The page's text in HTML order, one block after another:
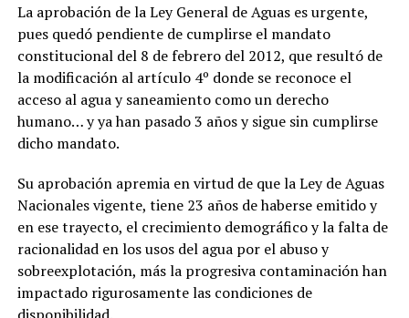
La aprobación de la Ley General de Aguas es urgente,
pues quedó pendiente de cumplirse el mandato
constitucional del 8 de febrero del 2012, que resultó de
la modificación al artículo 4º donde se reconoce el
acceso al agua y saneamiento como un derecho
humano… y ya han pasado 3 años y sigue sin cumplirse
dicho mandato.
Su aprobación apremia en virtud de que la Ley de Aguas
Nacionales vigente, tiene 23 años de haberse emitido y
en ese trayecto, el crecimiento demográfico y la falta de
racionalidad en los usos del agua por el abuso y
sobreexplotación, más la progresiva contaminación han
impactado rigurosamente las condiciones de
disponibilidad.